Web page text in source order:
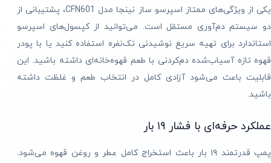
یکی از ویژگی‌های ممتاز اسپرسو ساز نینجا مدل CFN601، پشتیبانی از
دو سیستم دم‌آوری مستقل است. می‌توانید از کپسول‌های اسپرسو
استاندارد برای تهیه سریع نوشیدنی تک‌نفره استفاده کنید یا با پودر
قهوه تازه آسیاب‌شده دم‌کردنی با طعم قهوه‌خانه‌ای داشته باشید. این
قابلیت باعث می‌شود آزادی کامل در انتخاب طعم و غلظت داشته
باشید.
عملکرد حرفه‌ای با فشار ۱۹ بار
پمپ قدرتمند ۱۹ بار باعث استخراج کامل عطر و روغن قهوه می‌شود.